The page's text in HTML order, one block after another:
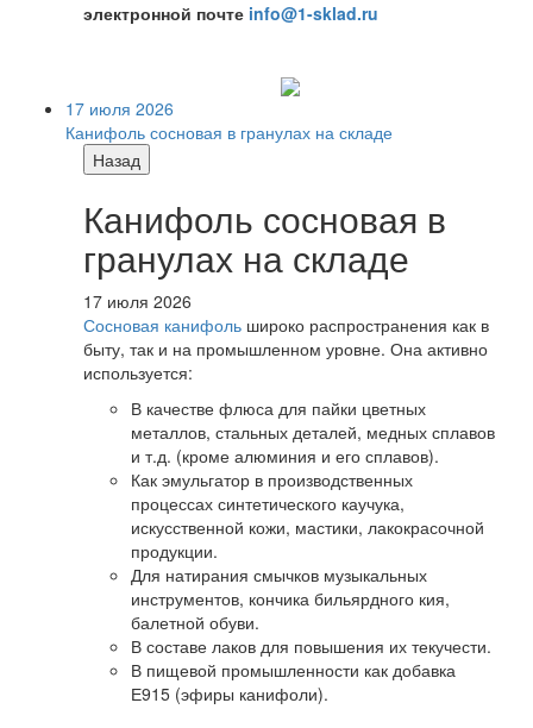
электронной почте info@1-sklad.ru
17 июля 2026
Канифоль сосновая в гранулах на складе
Назад
Канифоль сосновая в
гранулах на складе
17 июля 2026
Сосновая канифоль широко распространения как в
быту, так и на промышленном уровне. Она активно
используется:
В качестве флюса для пайки цветных
металлов, стальных деталей, медных сплавов
и т.д. (кроме алюминия и его сплавов).
Как эмульгатор в производственных
процессах синтетического каучука,
искусственной кожи, мастики, лакокрасочной
продукции.
Для натирания смычков музыкальных
инструментов, кончика бильярдного кия,
балетной обуви.
В составе лаков для повышения их текучести.
В пищевой промышленности как добавка
Е915 (эфиры канифоли).